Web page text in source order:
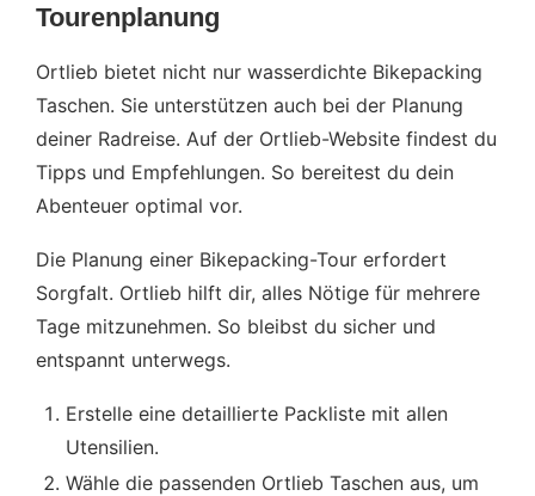
Tourenplanung
Ortlieb bietet nicht nur wasserdichte Bikepacking
Taschen. Sie unterstützen auch bei der Planung
deiner Radreise. Auf der Ortlieb-Website findest du
Tipps und Empfehlungen. So bereitest du dein
Abenteuer optimal vor.
Die Planung einer Bikepacking-Tour erfordert
Sorgfalt. Ortlieb hilft dir, alles Nötige für mehrere
Tage mitzunehmen. So bleibst du sicher und
entspannt unterwegs.
Erstelle eine detaillierte Packliste mit allen
Utensilien.
Wähle die passenden Ortlieb Taschen aus, um